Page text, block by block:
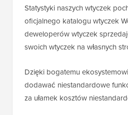
Statystyki naszych wtyczek
oficjalnego katalogu wtyczek
deweloperów wtyczek
swoich wtyczek na własnych
Dzięki bogatemu
dodawać niestandardowe
za ułamek kosztów